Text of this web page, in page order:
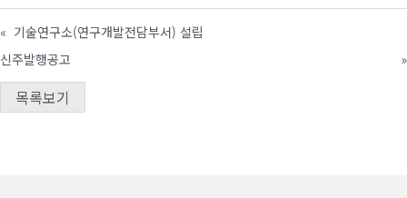
« 기술연구소(연구개발전담부서) 설립
신주발행공고
»
목록보기